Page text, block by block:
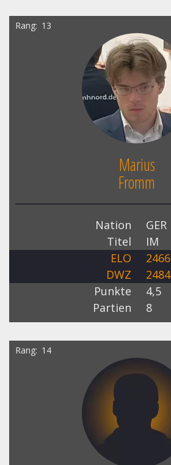
Rang 13
Marius
Fromm
Nation
GER
Titel
IM
ELO
2466
DWZ
2484
Punkte
4,5
Partien
8
Rang 14